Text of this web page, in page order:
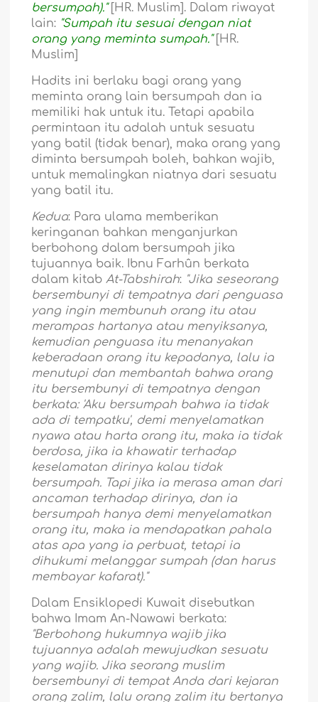
bersumpah)."[HR. Muslim]. Dalam riwayat
lain: "Sumpah itu sesuai dengan niat
orang yang meminta sumpah."[HR.
Muslim]
Hadits ini berlaku bagi orang yang
meminta orang lain bersumpah dan ia
memiliki hak untuk itu. Tetapi apabila
permintaan itu adalah untuk sesuatu
yang batil (tidak benar), maka orang yang
diminta bersumpah boleh, bahkan wajib,
untuk memalingkan niatnya dari sesuatu
yang batil itu.
Kedua: Para ulama memberikan
keringanan bahkan menganjurkan
berbohong dalam bersumpah jika
tujuannya baik. Ibnu Farhûn berkata
dalam kitabAt-Tabshirah: "Jika seseorang
bersembunyi di tempatnya dari penguasa
yang ingin membunuh orang itu atau
merampas hartanya atau menyiksanya,
kemudian penguasa itu menanyakan
keberadaan orang itu kepadanya, lalu ia
menutupi dan membantah bahwa orang
itu bersembunyi di tempatnya dengan
berkata: 'Aku bersumpah bahwa ia tidak
ada di tempatku', demi menyelamatkan
nyawa atau harta orang itu, maka ia tidak
berdosa, jika ia khawatir terhadap
keselamatan dirinya kalau tidak
bersumpah. Tapi jika ia merasa aman dari
ancaman terhadap dirinya, dan ia
bersumpah hanya demi menyelamatkan
orang itu, maka ia mendapatkan pahala
atas apa yang ia perbuat, tetapi ia
dihukumi melanggar sumpah (dan harus
membayar kafarat)."
Dalam Ensiklopedi Kuwait disebutkan
bahwa Imam An-Nawawi berkata:
"Berbohong hukumnya wajib jika
tujuannya adalah mewujudkan sesuatu
yang wajib. Jika seorang muslim
bersembunyi di tempat Anda dari kejaran
orang zalim, lalu orang zalim itu bertanya